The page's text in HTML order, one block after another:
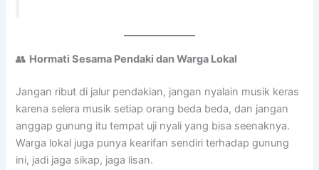
👥 Hormati Sesama Pendaki dan Warga Lokal
Jangan ribut di jalur pendakian, jangan nyalain musik keras
karena selera musik setiap orang beda beda, dan jangan
anggap gunung itu tempat uji nyali yang bisa seenaknya.
Warga lokal juga punya kearifan sendiri terhadap gunung
ini, jadi jaga sikap, jaga lisan.